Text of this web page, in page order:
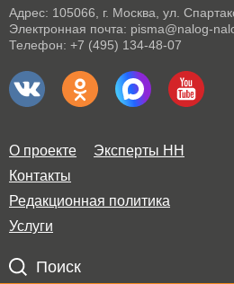
Адрес: 105066, г. Москва, ул.
Электронная почта: pisma@nalog-
Телефон: +7 (495) 134-48-07
О проекте
Эксперты НН
Контакты
Редакционная политика
Услуги
Поиск